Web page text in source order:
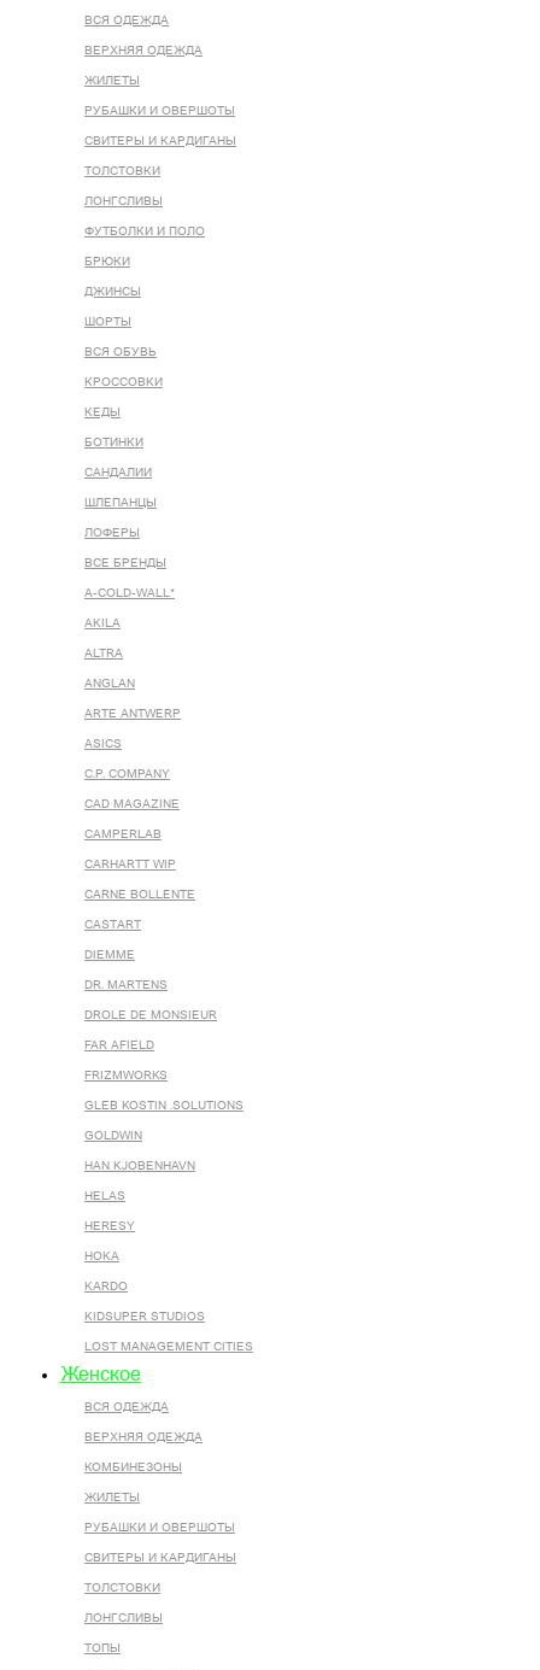
ВСЯ ОДЕЖДА
ВЕРХНЯЯ ОДЕЖДА
ЖИЛЕТЫ
РУБАШКИ И ОВЕРШОТЫ
СВИТЕРЫ И КАРДИГАНЫ
ТОЛСТОВКИ
ЛОНГСЛИВЫ
ФУТБОЛКИ И ПОЛО
БРЮКИ
ДЖИНСЫ
ШОРТЫ
ВСЯ ОБУВЬ
КРОССОВКИ
КЕДЫ
БОТИНКИ
САНДАЛИИ
ШЛЕПАНЦЫ
ЛОФЕРЫ
ВСЕ БРЕНДЫ
A-COLD-WALL*
AKILA
ALTRA
ANGLAN
ARTE ANTWERP
ASICS
C.P. COMPANY
CAD MAGAZINE
CAMPERLAB
CARHARTT WIP
CARNE BOLLENTE
CASTART
DIEMME
DR. MARTENS
DROLE DE MONSIEUR
FAR AFIELD
FRIZMWORKS
GLEB KOSTIN .SOLUTIONS
GOLDWIN
HAN KJOBENHAVN
HELAS
HERESY
HOKA
KARDO
KIDSUPER STUDIOS
LOST MANAGEMENT CITIES
Женское
ВСЯ ОДЕЖДА
ВЕРХНЯЯ ОДЕЖДА
КОМБИНЕЗОНЫ
ЖИЛЕТЫ
РУБАШКИ И ОВЕРШОТЫ
СВИТЕРЫ И КАРДИГАНЫ
ТОЛСТОВКИ
ЛОНГСЛИВЫ
ТОПЫ